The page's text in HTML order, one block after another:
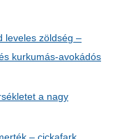
leveles zöldség –
kurkumás-avokádós
a nagy